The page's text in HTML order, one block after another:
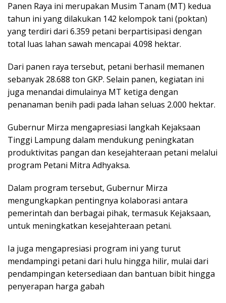
Panen Raya ini merupakan Musim Tanam (MT) kedua
tahun ini yang dilakukan 142 kelompok tani (poktan)
yang terdiri dari 6.359 petani berpartisipasi dengan
total luas lahan sawah mencapai 4.098 hektar.
Dari panen raya tersebut, petani berhasil memanen
sebanyak 28.688 ton GKP. Selain panen, kegiatan ini
juga menandai dimulainya MT ketiga dengan
penanaman benih padi pada lahan seluas 2.000 hektar.
Gubernur Mirza mengapresiasi langkah Kejaksaan
Tinggi Lampung dalam mendukung peningkatan
produktivitas pangan dan kesejahteraan petani melalui
program Petani Mitra Adhyaksa.
Dalam program tersebut, Gubernur Mirza
mengungkapkan pentingnya kolaborasi antara
pemerintah dan berbagai pihak, termasuk Kejaksaan,
untuk meningkatkan kesejahteraan petani.
Ia juga mengapresiasi program ini yang turut
mendampingi petani dari hulu hingga hilir, mulai dari
pendampingan ketersediaan dan bantuan bibit hingga
penyerapan harga gabah